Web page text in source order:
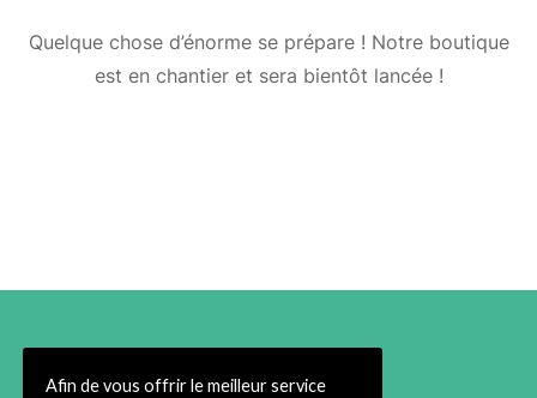
Quelque chose d’énorme se prépare ! Notre boutique
est en chantier et sera bientôt lancée !
Afin de vous offrir le meilleur service